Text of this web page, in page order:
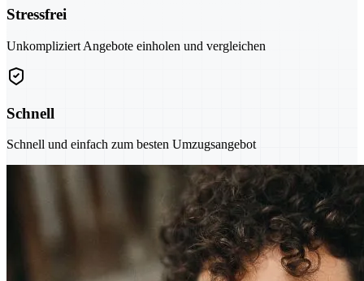
Stressfrei
Unkompliziert Angebote einholen und vergleichen
Schnell
Schnell und einfach zum besten Umzugsangebot